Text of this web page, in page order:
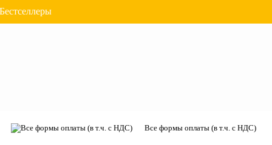
Бестселлеры
Все формы оплаты (в т.ч. с НДС)